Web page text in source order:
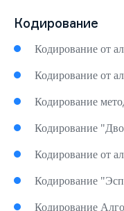
Кодирование
Кодирование от
Кодирование от
Кодирование
Кодирование
Кодирование от
Кодирование
Кодирование